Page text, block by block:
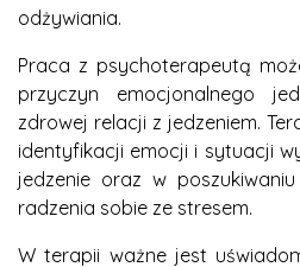
odżywiania.
Praca z psychoterapeutą
przyczyn emocjonalnego
zdrowej relacji z jedzeniem.
identyfikacji emocji i sytuacji
jedzenie oraz w
radzenia sobie ze stresem.
W terapii ważne jest